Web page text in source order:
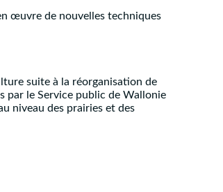
œuvre de nouvelles techniques
suite à la réorganisation de
par le Service public de Wallonie
niveau des prairies et des